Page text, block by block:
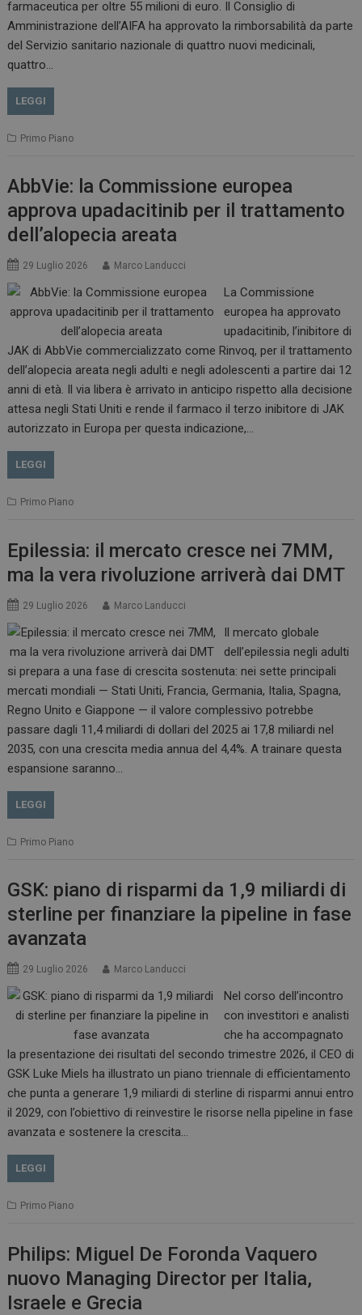
farmaceutica per oltre 55 milioni di euro. Il Consiglio di
Amministrazione dell’AIFA ha approvato la rimborsabilità da parte
del Servizio sanitario nazionale di quattro nuovi medicinali,
quattro…
LEGGI
Primo Piano
AbbVie: la Commissione europea
approva upadacitinib per il trattamento
dell’alopecia areata
29 Luglio 2026 Marco Landucci
La Commissione
europea ha approvato
upadacitinib, l’inibitore di
JAK di AbbVie commercializzato come Rinvoq, per il trattamento
dell’alopecia areata negli adulti e negli adolescenti a partire dai 12
anni di età. Il via libera è arrivato in anticipo rispetto alla decisione
attesa negli Stati Uniti e rende il farmaco il terzo inibitore di JAK
autorizzato in Europa per questa indicazione,…
LEGGI
Primo Piano
Epilessia: il mercato cresce nei 7MM,
ma la vera rivoluzione arriverà dai DMT
29 Luglio 2026 Marco Landucci
Il mercato globale
dell’epilessia negli adulti
si prepara a una fase di crescita sostenuta: nei sette principali
mercati mondiali — Stati Uniti, Francia, Germania, Italia, Spagna,
Regno Unito e Giappone — il valore complessivo potrebbe
passare dagli 11,4 miliardi di dollari del 2025 ai 17,8 miliardi nel
2035, con una crescita media annua del 4,4%. A trainare questa
espansione saranno…
LEGGI
Primo Piano
GSK: piano di risparmi da 1,9 miliardi di
sterline per finanziare la pipeline in fase
avanzata
29 Luglio 2026 Marco Landucci
Nel corso dell’incontro
con investitori e analisti
che ha accompagnato
la presentazione dei risultati del secondo trimestre 2026, il CEO di
GSK Luke Miels ha illustrato un piano triennale di efficientamento
che punta a generare 1,9 miliardi di sterline di risparmi annui entro
il 2029, con l’obiettivo di reinvestire le risorse nella pipeline in fase
avanzata e sostenere la crescita…
LEGGI
Primo Piano
Philips: Miguel De Foronda Vaquero
nuovo Managing Director per Italia,
Israele e Grecia
VISITOR_INFO1_LIVE
Google LLC
.youtube.com
5